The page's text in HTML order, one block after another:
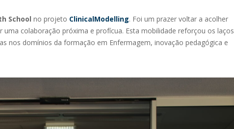
School no projeto ClinicalModelling. Foi um prazer voltar a acolher
colaboração próxima e profícua. Esta mobilidade reforçou os laços
nos domínios da formação em Enfermagem, inovação pedagógica e